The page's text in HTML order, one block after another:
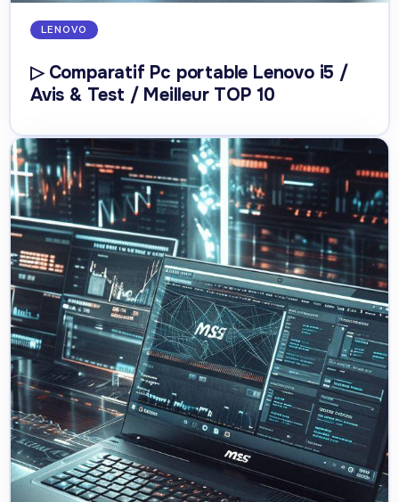
LENOVO
▷ Comparatif Pc portable Lenovo i5 /
Avis & Test / Meilleur TOP 10